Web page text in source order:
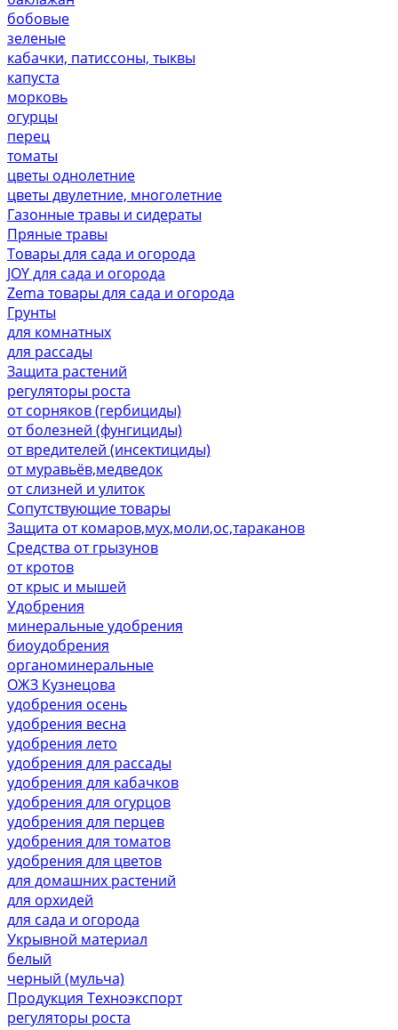
бобовые
зеленые
кабачки, патиссоны, тыквы
капуста
морковь
огурцы
перец
томаты
цветы однолетние
цветы двулетние, многолетние
Газонные травы и сидераты
Пряные травы
Товары для сада и огорода
JOY для сада и огорода
Zema товары для сада и огорода
Грунты
для комнатных
для рассады
Защита растений
регуляторы роста
от сорняков (гербициды)
от болезней (фунгициды)
от вредителей (инсектициды)
от муравьёв,медведок
от слизней и улиток
Сопутствующие товары
Защита от комаров,мух,моли,ос,тараканов
Средства от грызунов
от кротов
от крыс и мышей
Удобрения
минеральные удобрения
биоудобрения
органоминеральные
ОЖЗ Кузнецова
удобрения осень
удобрения весна
удобрения лето
удобрения для рассады
удобрения для кабачков
удобрения для огурцов
удобрения для перцев
удобрения для томатов
удобрения для цветов
для домашних растений
для орхидей
для сада и огорода
Укрывной материал
белый
черный (мульча)
Продукция Техноэкспорт
регуляторы роста